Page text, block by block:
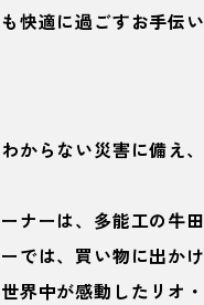
快適に過ごすお手伝
からない災害に備え
ナーは、多能工の牛
では、買い物に出か
界中が感動したリオ